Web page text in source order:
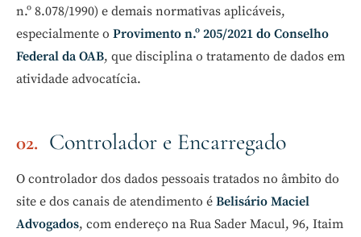
n.º 8.078/1990) e demais normativas aplicáveis,
especialmente o Provimento n.º 205/2021 do Conselho
Federal da OAB, que disciplina o tratamento de dados em
atividade advocatícia.
Controlador e Encarregado
O controlador dos dados pessoais tratados no âmbito do
site e dos canais de atendimento é Belisário Maciel
Advogados, com endereço na Rua Sader Macul, 96, Itaim